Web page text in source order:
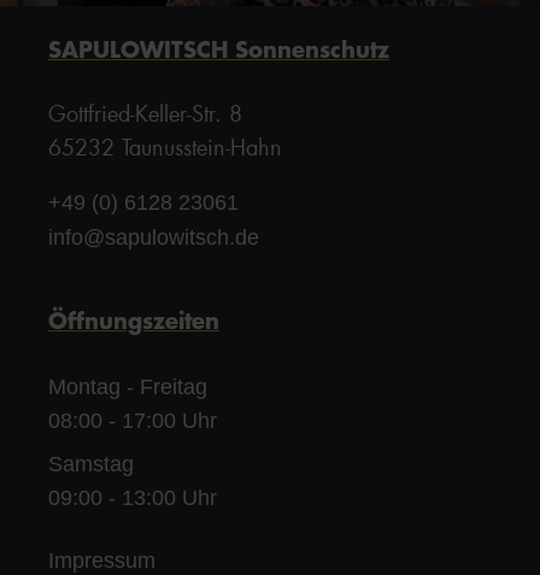
SAPULOWITSCH Sonnenschutz
Gottfried-Keller-Str. 8
65232 Taunusstein-Hahn
+49 (0) 6128 23061
info@sapulowitsch.de
Öffnungszeiten
Montag - Freitag
08:00 - 17:00 Uhr
Samstag
09:00 - 13:00 Uhr
Impressum